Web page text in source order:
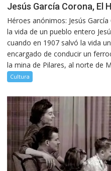
Jesús García Corona, El
Héroes anónimos: Jesús
la vida de un pueblo entero
cuando en 1907 salvó la vida
encargado de conducir un
la mina de Pilares, al norte de
Cultura